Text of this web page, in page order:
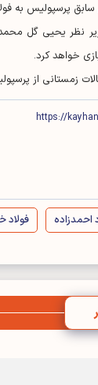
سابق پرسپولیس به
نظر یحیی گل
خواهد کرد.
زمستانی از
https://
احمدزاده فولاد